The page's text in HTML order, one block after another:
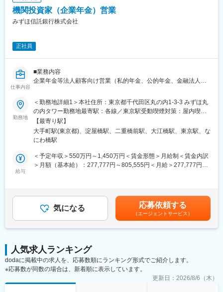
ム企画のほか、機関投資家や会社法務領域のコンサル、営業、商
品企画等、幅広い領域を有しており、入社後他の業務へのキャリ
アへトライすることも可能です。
変更の範囲：当社業務全般
お客様へ提供。Fintech等による金融の変革の中においても、
MUFGの国内随一の圧倒的な顧客基盤に対して高い付加価値を生
み出し続けることで更なる成長を目指しています。
的・魅力的な職場作りを目指した「スマートワーク」推進による
社内業務改革にも常に取り組んでおります。
変更の範囲：当社業務全般
機関投資家（企業年金）営業
みずほ信託銀行株式会社
正社員
仕事内容
■業務内容
企業年金等法人顧客向け営業（私的年金、公的年金、金融法人、
・ポートフォリオやプロダクトなど運用に係る説明・ソリューシ
ョン提案
・年金および退職金制度の新規設立・見直し提案
・Webを活用した営業やマーケティング（DX）の推進
■配属部署
年金営業第一部～第三部(東日本)、大阪年金営業部（西日本）のい
ずれか（各部20~24名）
ります。
海外への赴任やアセットマネジメント業務以外の領域に異動でき
る可能性もあります。
勤務地
＜勤務地詳細1＞本社住所：東京都千代田区丸の内1-3-3 みずほ丸
の内タワー勤務地最寄駅：各線／東京駅受動喫煙対策：屋内喫煙
可能場所あり＜勤務地詳細2＞大阪年金営業部住所：大阪府大阪市
中央区北浜3-6-22 淀屋橋ステーションワン勤務地最寄駅：地下
鉄・御堂筋線／淀屋橋駅受動喫煙対策：敷地内全面禁煙変更の範
【最寄り駅】
大手町駅(東京都)、淀屋橋駅、二重橋前駅、大江橋駅、東京駅、な
にわ橋駅
給与
＜予定年収＞550万円～1,450万円＜賃金形態＞月給制＜賃金内訳
＞月額（基本給）：277,777円～805,555円＜月給＞277,777円～
はあくまでも目安の金額であり、選考を通じて上下する可能性が
あります。月給(月額)は固定手当を含めた表記です。
気になる 応募依頼する
（エージェントサービス）
人気求人ランキング
dodaに掲載中の求人を、応募数順にランキング形式でご紹介します。
※応募数が同数の場合は、新着順に表示しています。
更新日： 2026/8/6（木）